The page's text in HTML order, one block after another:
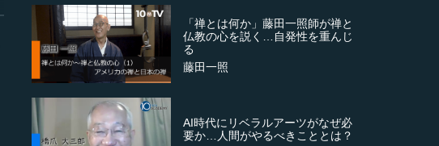
「禅とは何か」藤田一照師が禅と
仏教の心を説く…自発性を重んじ
る
藤田一照
AI時代にリベラルアーツがなぜ必
要か…人間がやるべきこととは？